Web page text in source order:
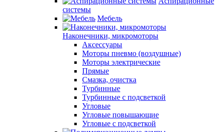
системы
Мебель
Наконечники, микромоторы
Аксессуары
Моторы пневмо (воздушные)
Моторы электрические
Прямые
Смазка, очистка
Турбинные
Турбинные с подсветкой
Угловые
Угловые повышающие
Угловые с подсветкой